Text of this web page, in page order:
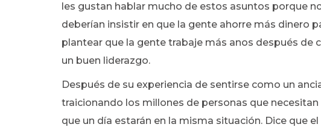
les gustan hablar mucho de estos asuntos porque
deberían insistir en que la gente ahorre más dinero
plantear que la gente trabaje más anos después de
un buen liderazgo.
Después de su experiencia de sentirse como un
traicionando los millones de personas que
que un día estarán en la misma situación. Dice que